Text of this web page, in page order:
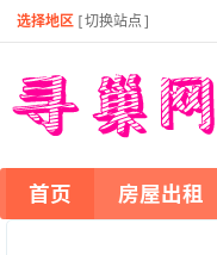
选择地区 [切换站点 ]
首页 房屋出租